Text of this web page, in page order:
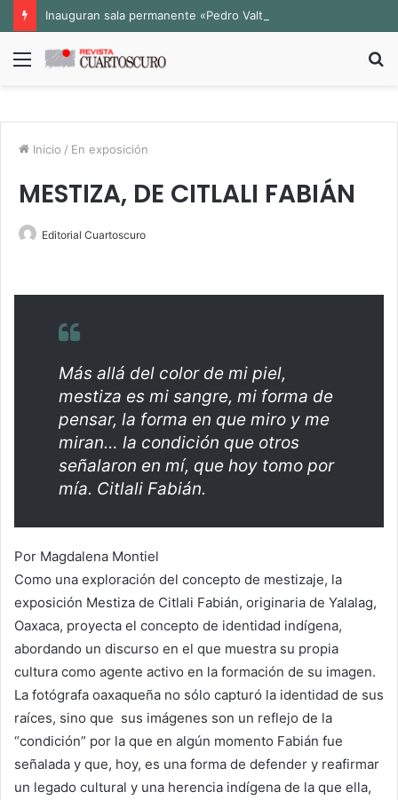
Menú
Inicio / En exposición
MESTIZA, DE CITLALI FABIÁN
Editorial Cuartoscuro
Más allá del color de mi piel,
mestiza es mi sangre, mi forma de
pensar, la forma en que miro y me
miran… la condición que otros
señalaron en mí, que hoy tomo por
mía. Citlali Fabián.
Por Magdalena Montiel
Como una exploración del concepto de mestizaje, la
exposición Mestiza de Citlali Fabián, originaria de Yalalag,
Oaxaca, proyecta el concepto de identidad indígena,
abordando un discurso en el que muestra su propia
cultura como agente activo en la formación de su imagen.
La fotógrafa oaxaqueña no sólo capturó la identidad de sus
raíces, sino que sus imágenes son un reflejo de la
“condición” por la que en algún momento Fabián fue
señalada y que, hoy, es una forma de defender y reafirmar
un legado cultural y una herencia indígena de la que ella,